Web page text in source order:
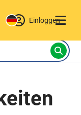
Einloggen